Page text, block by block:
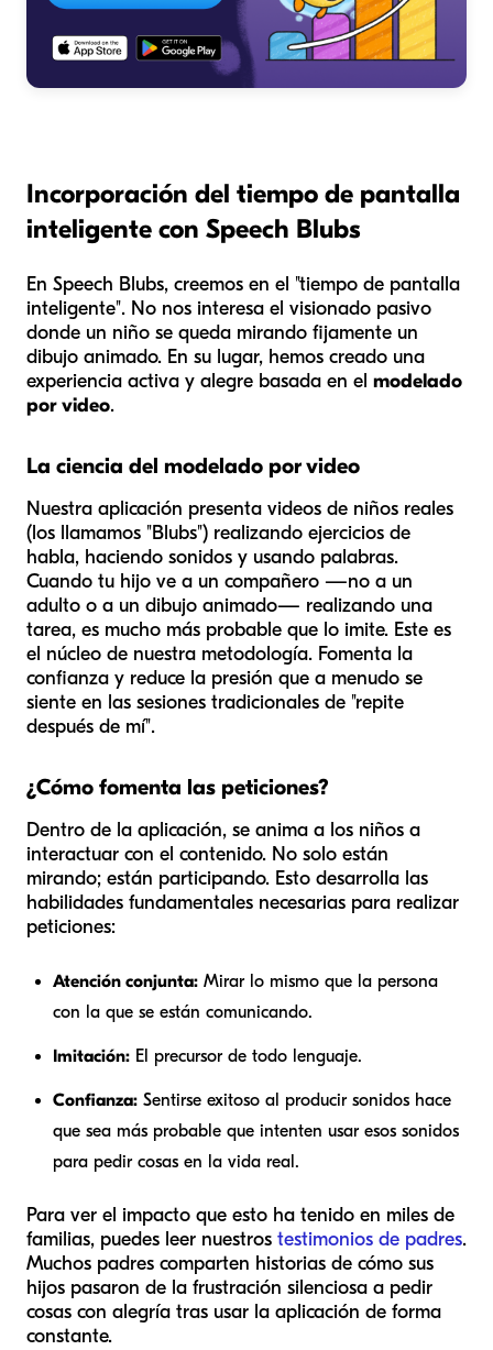
Incorporación del tiempo de pantalla
inteligente con Speech Blubs
En Speech Blubs, creemos en el "tiempo de pantalla
inteligente". No nos interesa el visionado pasivo
donde un niño se queda mirando fijamente un
dibujo animado. En su lugar, hemos creado una
experiencia activa y alegre basada en el modelado
por video.
La ciencia del modelado por video
Nuestra aplicación presenta videos de niños reales
(los llamamos "Blubs") realizando ejercicios de
habla, haciendo sonidos y usando palabras.
Cuando tu hijo ve a un compañero —no a un
adulto o a un dibujo animado— realizando una
tarea, es mucho más probable que lo imite. Este es
el núcleo de nuestra metodología. Fomenta la
confianza y reduce la presión que a menudo se
siente en las sesiones tradicionales de "repite
después de mí".
¿Cómo fomenta las peticiones?
Dentro de la aplicación, se anima a los niños a
interactuar con el contenido. No solo están
mirando; están participando. Esto desarrolla las
habilidades fundamentales necesarias para realizar
peticiones:
Atención conjunta: Mirar lo mismo que la persona
con la que se están comunicando.
Imitación: El precursor de todo lenguaje.
Confianza: Sentirse exitoso al producir sonidos hace
que sea más probable que intenten usar esos sonidos
para pedir cosas en la vida real.
Para ver el impacto que esto ha tenido en miles de
familias, puedes leer nuestros testimonios de padres.
Muchos padres comparten historias de cómo sus
hijos pasaron de la frustración silenciosa a pedir
cosas con alegría tras usar la aplicación de forma
constante.